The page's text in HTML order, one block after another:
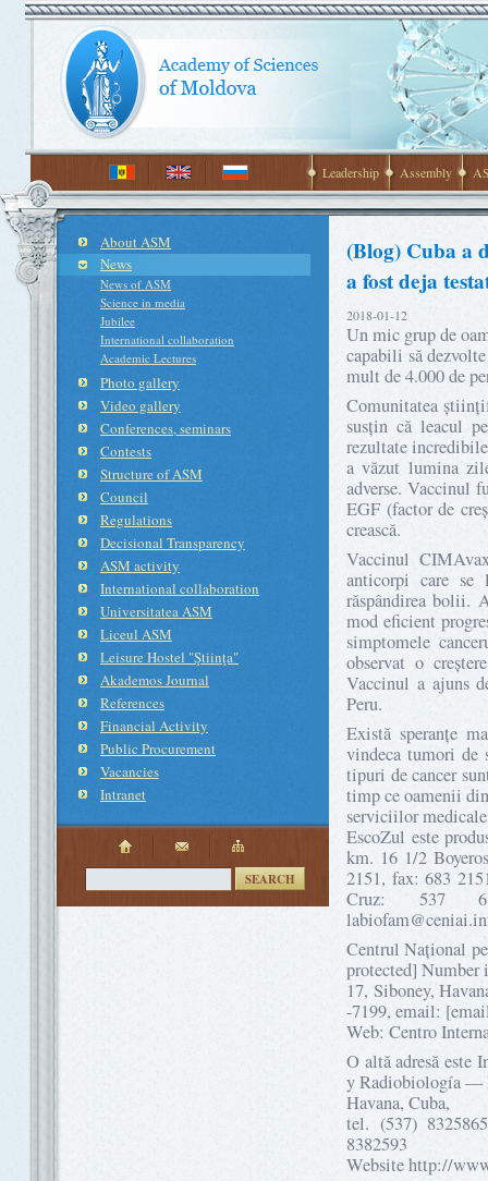
Leadership Assembly
About ASM
News
News of ASM
Science in media
Jubilee
International collaboration
Academic Lectures
Photo gallery
Video gallery
Conferences, seminars
Contests
Structure of ASM
Council
Regulations
Decisional Transparency
ASM activity
International collaboration
Universitatea ASM
Liceul ASM
Leisure Hostel "Ştiinţa"
Akademos Journal
References
Financial Activity
Public Procurement
Vacancies
Intranet
SEARCH
(Blog) Cuba a
a fost deja
2018-01-12
Un mic grup de
capabili să
mult de 4.000 de
Comunitatea
susțin că leacul
rezultate
a văzut lumina
adverse. Vaccinul
EGF (factor de
crească.
Vaccinul
anticorpi care se
răspândirea bolii.
mod eficient
simptomele
observat o
Vaccinul a ajuns
Peru.
Există speranțe
vindeca tumori de
tipuri de cancer
timp ce oamenii
serviciilor medicale
EscoZul este
km. 16 1/2
2151, fax: 683
Cruz: 537
Centrul Național
protected] Number
17, Siboney,
-7199, email:
Web: Centro
O altă adresă este
y Radiobiología —
Havana, Cuba,
tel. (537)
8382593
Website http://